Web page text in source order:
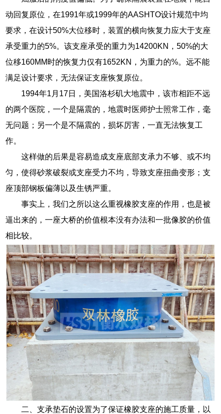
动回复原位，在1991年或1999年的AASHTO设计规范中均
要求，在设计50%大位移时，装置的横向恢复力应大于支座
承受重力的5%。该支座承受的重力为14200KN，50%的大
位移160MM时的恢复力仅有1652KN，为重力的%。远不能
满足设计要求，无法保证支座恢复原位。
1994年1月17日，美国洛杉矶大地震中，该市相距不远
的两个医院，一个是隔震的，地震时医师护士照常工作，毫
无问题；另一个是不隔震的，损坏厉害，一直无法恢复工
作。
这样做的后果是容易造成支座底部支承力不够、或不均
匀，使得砂浆破裂或支座受力不均，导致支座扭曲变形；支
座顶部钢板偏薄以及生锈严重。
事实上，我们之所以这么重视橡胶支座的作用，也是被
逼出来的，一座大桥的价值根本没有办法和一批像胶的价值
相比较。
二、支承垫石的设置为了保证橡胶支座的施工质量，以